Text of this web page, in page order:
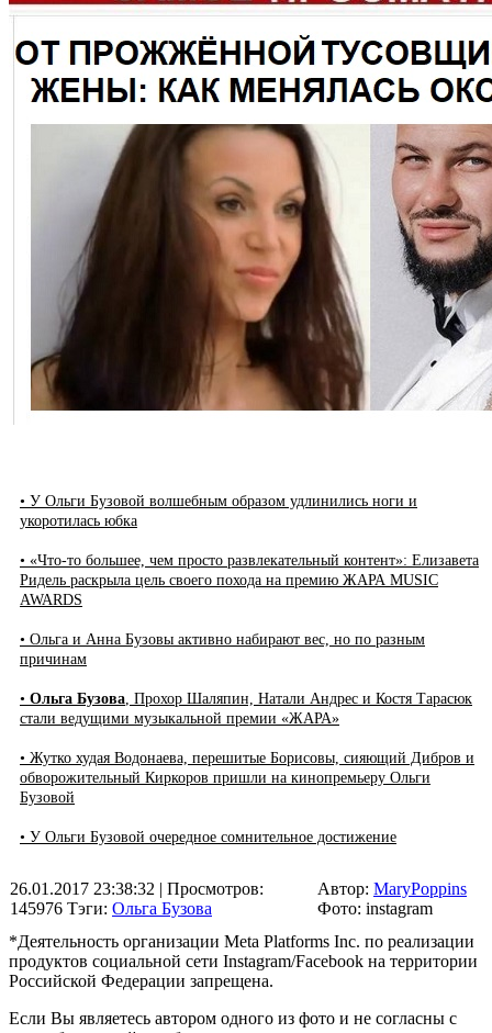
• У Ольги Бузовой волшебным образом удлинились ноги и
укоротилась юбка
• «Что-то большее, чем просто развлекательный контент»: Елизавета
Ридель раскрыла цель своего похода на премию ЖАРА MUSIC
AWARDS
• Ольга и Анна Бузовы активно набирают вес, но по разным
причинам
• Ольга Бузова , Прохор Шаляпин, Натали Андрес и Костя Тарасюк
стали ведущими музыкальной премии «ЖАРА»
• Жутко худая Водонаева, перешитые Борисовы, сияющий Дибров и
обворожительный Киркоров пришли на кинопремьеру Ольги
Бузовой
• У Ольги Бузовой очередное сомнительное достижение
26.01.2017 23:38:32 | Просмотров:
145976 Тэги: Ольга Бузова
Автор: MaryPoppins
Фото: instagram
*Деятельность организации Meta Platforms Inc. по реализации
продуктов социальной сети Instagram/Facebook на территории
Российской Федерации запрещена.
Если Вы являетесь автором одного из фото и не согласны с